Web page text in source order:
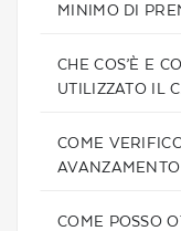
MINIMO DI
CHE COS’È E
UTILIZZATO IL
COME
COME POSSO